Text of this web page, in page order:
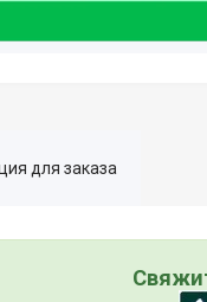
для заказа